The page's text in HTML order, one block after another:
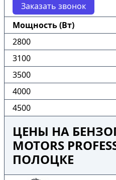
Заказать звонок
Мощность (Вт)
2800
3100
3500
4000
4500
ЦЕНЫ НА
MOTORS
ПОЛОЦКЕ